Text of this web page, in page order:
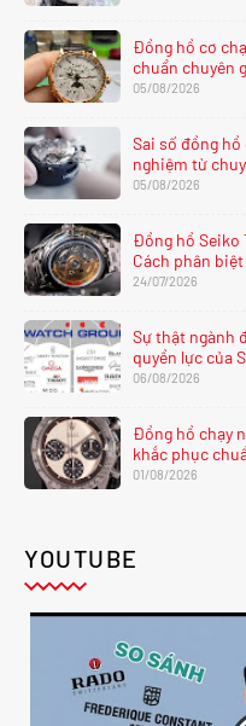
Đồng hồ cơ
chuẩn chuyên
05/08/2026
Sai số đồng
nghiệm từ
05/08/2026
Đồng hồ Seiko
Cách phân
24/07/2026
Sự thật ngành
quyền lực của
06/08/2026
Đồng hồ chạy
khắc phục
01/08/2026
YOUTUBE